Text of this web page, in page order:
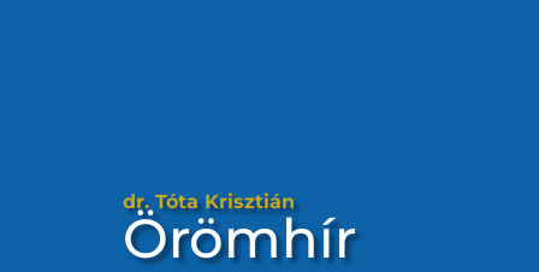
dr. Tóta Krisztián
Örömhír